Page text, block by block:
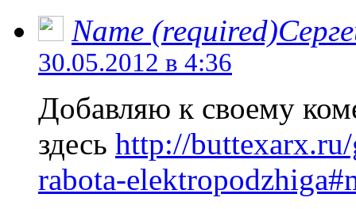
Name
30.05.2012 в 4:36
Добавляю к своему
здесь http://
rabota-